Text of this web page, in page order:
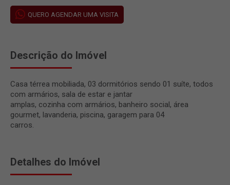
QUERO AGENDAR UMA VISITA
Descrição do Imóvel
Casa térrea mobiliada, 03 dormitórios sendo 01 suíte, todos
com armários, sala de estar e jantar
amplas, cozinha com armários, banheiro social, área
gourmet, lavanderia, piscina, garagem para 04
carros.
Detalhes do Imóvel